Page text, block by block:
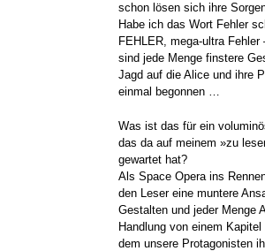
schon lösen sich ihre
Habe ich das Wort Fehler
FEHLER, mega-ultra
sind jede Menge finstere
Jagd auf die Alice und ihre
einmal begonnen …
Was ist das für ein
das da auf meinem »zu
gewartet hat?
Als Space Opera ins
den Leser eine muntere
Gestalten und jeder Menge
Handlung von einem
dem unsere Protagonisten